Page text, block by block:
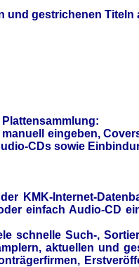
und gestrichenen
eingeben,
CDs sowie
KMK-Internet-
einfach Audio-CD
schnelle Such-,
aktuellen und